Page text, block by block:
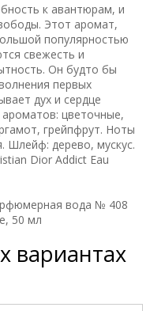
к авантюрам, и
Этот аромат,
популярностью
свежесть и
Он будто бы
первых
дух и сердце
цветочные,
грейпфрут. Ноты
Шлейф: дерево, мускус.
Dior Addict Eau
вода № 408
50 мл
вариантах